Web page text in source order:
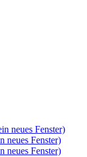
neues Fenster)
neues Fenster)
neues Fenster)